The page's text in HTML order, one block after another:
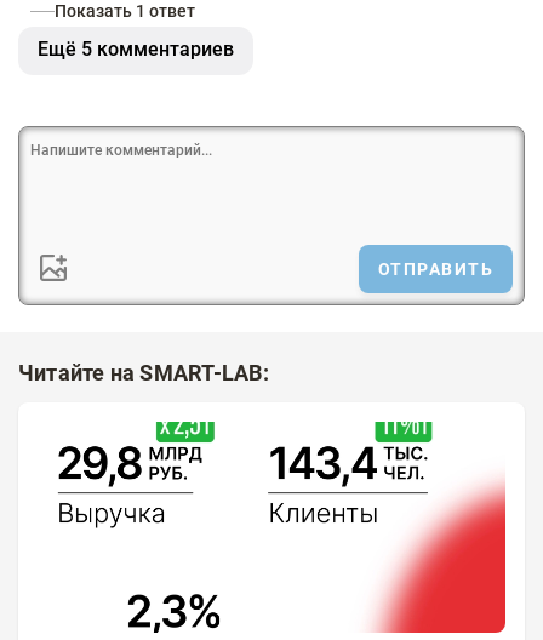
Показать 1 ответ
Ещё 5 комментариев
ОТПРАВИТЬ
Читайте на SMART-LAB: